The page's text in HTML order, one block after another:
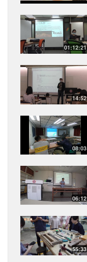
01:12:21
14:52
08:03
06:12
55:33